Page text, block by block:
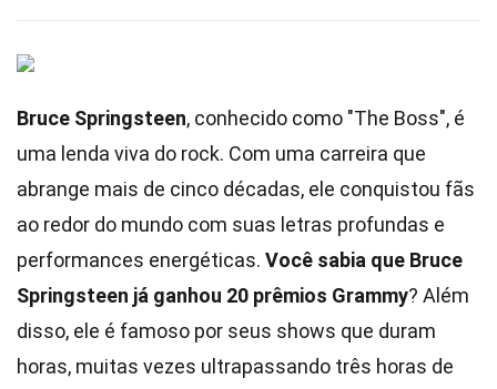
Bruce Springsteen, conhecido como "The Boss", é
uma lenda viva do rock. Com uma carreira que
abrange mais de cinco décadas, ele conquistou fãs
ao redor do mundo com suas letras profundas e
performances energéticas. Você sabia que Bruce
Springsteen já ganhou 20 prêmios Grammy? Além
disso, ele é famoso por seus shows que duram
horas, muitas vezes ultrapassando três horas de